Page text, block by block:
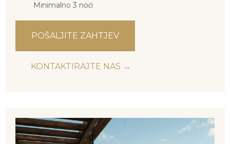
Minimalno 3 noći
POŠALJITE ZAHTJEV
KONTAKTIRAJTE NAS →